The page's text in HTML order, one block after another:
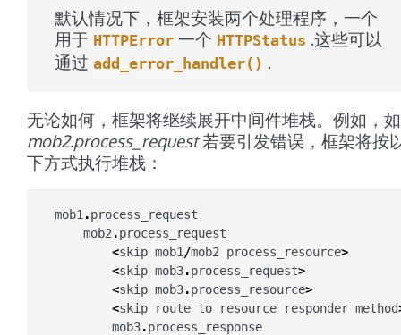
默认情况下，框架安装两个处理程序，一个
用于 HTTPError 一个 HTTPStatus .这些可以
通过 add_error_handler()
无论如何，框架将继续展开中间件堆栈。例如，
mob2.process_request若要引发错误，框架将按
下方式执行堆栈：
mob1 .process_request
mob2 .process_request
<skip mob1 /mob2 process_resource>
<skip mob3.process_request>
<skip mob3.process_resource>
<skip route to resource responder method
mob3.process_response